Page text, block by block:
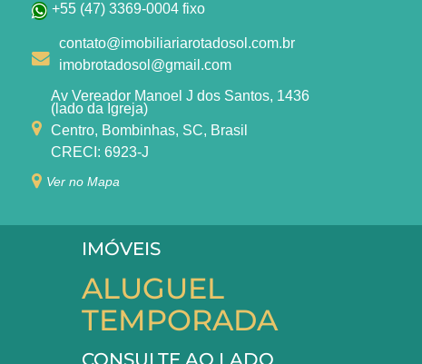
+55 (47) 3369-0004 fixo
contato@imobiliariarotadosol.com.br
imobrotadosol@gmail.com
Av Vereador Manoel J dos Santos, 1436
(lado da Igreja)
Centro, Bombinhas, SC, Brasil
CRECI: 6923-J
Ver no Mapa
IMÓVEIS
ALUGUEL
TEMPORADA
CONSULTE AO LADO